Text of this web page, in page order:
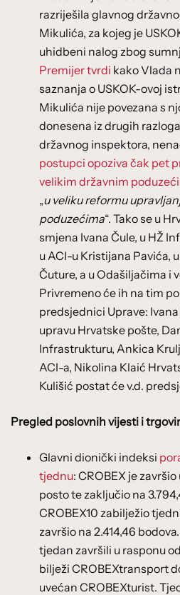
razriješila glavnog
Mikulića, za kojeg je
uhidbeni nalog zbog
Premijer tvrdi kako Vlada
saznanja o USKOK-ovoj
Mikulića nije povezana s
donesena iz drugih
državnog inspektora,
postupci opoziva čak pet
velikim državnim
„u veliku reformu
poduzećima“. Tako se u
smjena Ivana Čule, u HŽ
u ACI-u Kristijana Pavića,
Čuture, a u Odašiljačima i
Privremeno će ih na tim
predsjednici Uprave:
upravu Hrvatske pošte,
Infrastrukturu, Ankica
ACI-a, Nikolina Klaić
Kulišić postat će v.d.
Pregled poslovnih vijesti i
Glavni dionički indeksi
tjednu: CROBEX je
posto te zaključio na
CROBEX10 zabilježio
završio na 2.414,46
tjedan završili u rasponu
bilježi CROBEXtransport
uvećan CROBEXturist.